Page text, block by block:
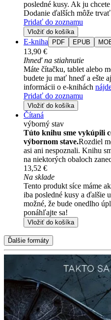
posledné kusy. Ak ju
Dodanie ďalších môže
Pridať do zoznamu
Vložiť do košíka
E-kniha PDF EPUB
13,90 €
Ihneď na stiahnutie
Máte čítačku, tablet alebo
budete ju mať hneď a ešte
informácii o e-knihách
Pridať do zoznamu
Vložiť do košíka
Čítaná
výborný stav
Túto knihu sme vykúpili
výbornom stave.Rozdiel
asi ani nespoznali. Knihu
na niektorých obaloch
13,52 €
Na sklade
Tento produkt síce máme
iba posledné kusy a ďalšie
možné, že bude onedlho
ponáhľajte sa!
Vložiť do košíka
Ďalšie formáty